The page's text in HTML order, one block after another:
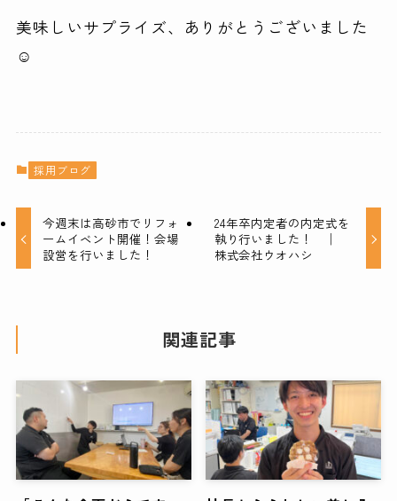
美味しいサプライズ、ありがとうございました
☺
採用ブログ
今週末は高砂市でリフォ
ームイベント開催！会場
設営を行いました！
24年卒内定者の内定式を
執り行いました！ │
株式会社ウオハシ
関連記事